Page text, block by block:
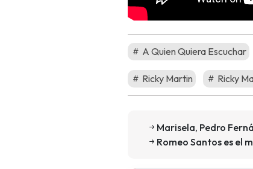
A Quien Quiera Escuchar
Ricky Martin Ricky
Marisela, Pedro
Romeo Santos es el